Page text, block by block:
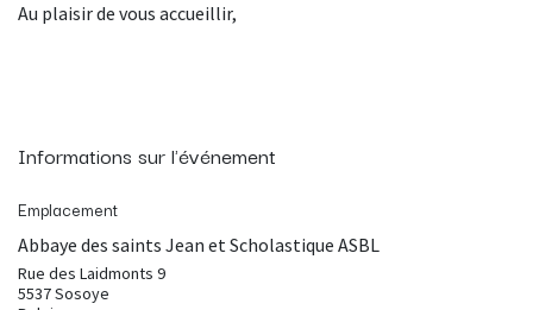
Au plaisir de vous accueillir,
Informations sur l'événement
Emplacement
Abbaye des saints Jean et Scholastique ASBL
Rue des Laidmonts 9
5537 Sosoye